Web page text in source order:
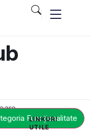
Funcționalitate
LINKURI
UTILE